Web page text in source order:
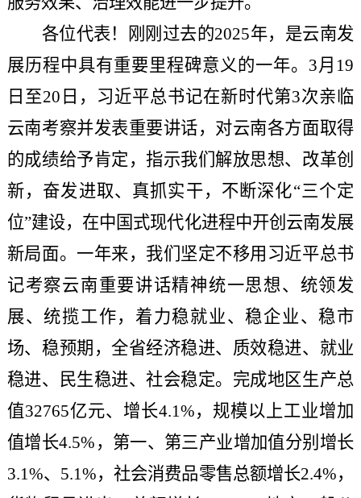
各位代表！刚刚过去的2025年，是云南发
展历程中具有重要里程碑意义的一年。3月19
日至20日，习近平总书记在新时代第3次亲临
云南考察并发表重要讲话，对云南各方面取得
的成绩给予肯定，指示我们解放思想、改革创
新，奋发进取、真抓实干，不断深化“三个定
位”建设，在中国式现代化进程中开创云南发展
新局面。一年来，我们坚定不移用习近平总书
记考察云南重要讲话精神统一思想、统领发
展、统揽工作，着力稳就业、稳企业、稳市
场、稳预期，全省经济稳进、质效稳进、就业
稳进、民生稳进、社会稳定。完成地区生产总
值32765亿元、增长4.1%，规模以上工业增加
值增长4.5%，第一、第三产业增加值分别增长
3.1%、5.1%，社会消费品零售总额增长2.4%，